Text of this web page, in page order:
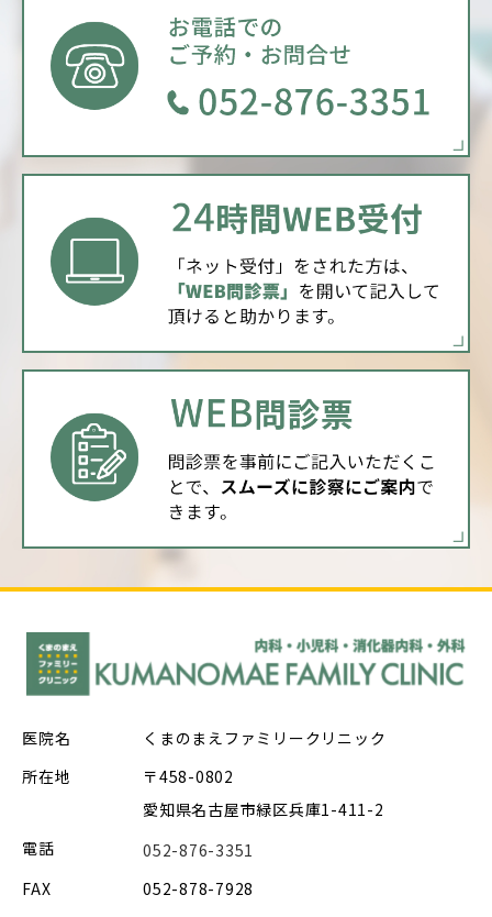
医院名
くまのまえファミリークリニック
所在地
〒458-0802
愛知県名古屋市緑区兵庫1-411-2
電話
052-876-3351
FAX
052-878-7928